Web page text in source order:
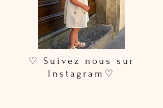
♡ Suivez nous sur
Instagram♡